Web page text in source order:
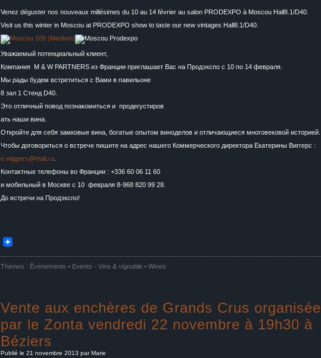
Venez déguster nos nouveaux millésimes du 10 au 14 février au salon PRODEXPO à Moscou Hall8.1/D40.
Visit us this winter in Moscou at PRODEXPO show to taste our new vintages Hall8.1/D40.
Уважаемый потенциальный клиент,
Компания M & W PARTNERS из Франции приглашает Вас на Продэкспо с 10 по 14 февраля.
Мы рады будем встретиться с Вами в павильоне
8 зал 1 Стенд D40.
Это отличный повод познакомиться и продегустиров
ать наши вина.
Откройте для себя замковые вина, богатые опытом виноделов и отличающиеся многовековой историей.
Чтобы договориться о встрече пишите на адрес нашего Коммерческого директора Екатерины Виггерс :
e.wiggers@mail.ru
Контактные телефоны во Франции : +336 60 06 11 60
и мобильный в Москве с 10 февраля 8-968 820 99 28.
До встречи на Продэкспо!
Thèmes : Événements • Events - Vins & vignoble • Wines
Vente aux enchères de Grands Crus organisée
par le Zonta vendredi 22 novembre à 19h30 à
Béziers
Publié le 21 novembre 2013 par Marie